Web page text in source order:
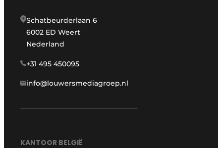
Schatbeurderlaan 6
6002 ED Weert
Nederland
+31 495 450095
info@louwersmediagroep.nl
KANTOOR BELGIË